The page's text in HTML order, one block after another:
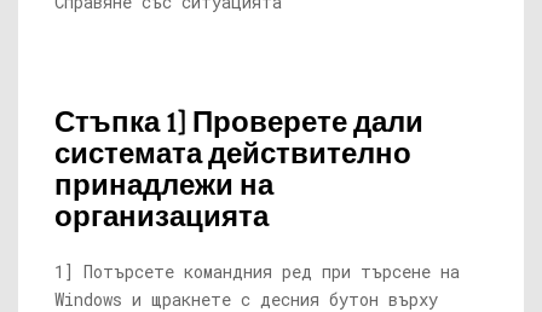
Стъпка 1] Проверете дали
системата действително
принадлежи на
организацията
1] Потърсете командния ред при търсене на
Windows и щракнете с десния бутон върху